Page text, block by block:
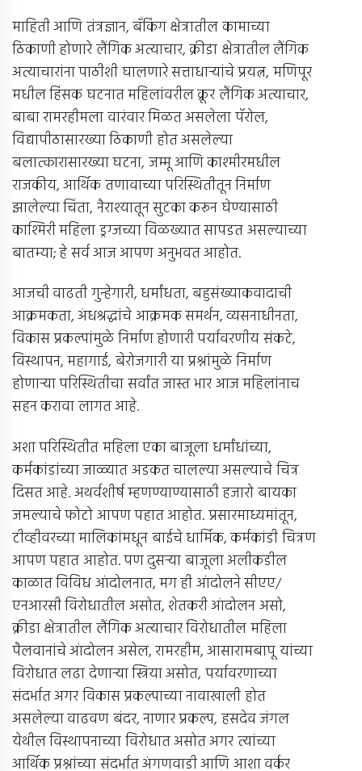
माहिती आणि तंत्रज्ञान, बँकिंग क्षेत्रातील कामाच्या
ठिकाणी होणारे लैंगिक अत्याचार, क्रीडा क्षेत्रातील लैंगिक
अत्याचारांना पाठीशी घालणारे सत्ताधार्‍यांचे प्रयत्न, मणिपूर
मधील हिंसक घटनात महिलांवरील क्रूर लैंगिक अत्याचार,
बाबा रामरहीमला वारंवार मिळत असलेला पॅरोल,
विद्यापीठासारख्या ठिकाणी होत असलेल्या
बलात्कारासारख्या घटना, जम्मू आणि काश्मीरमधील
राजकीय, आर्थिक तणावाच्या परिस्थितीतून निर्माण
झालेल्या चिंता, नैराश्यातून सुटका करून घेण्यासाठी
काश्मिरी महिला ड्रग्जच्या विळख्यात सापडत असल्याच्या
बातम्या; हे सर्व आज आपण अनुभवत आहोत.
आजची वाढती गुन्हेगारी, धर्मांधता, बहुसंख्याकवादाची
आक्रमकता, अंधश्रद्धांचे आक्रमक समर्थन, व्यसनाधीनता,
विकास प्रकल्पांमुळे निर्माण होणारी पर्यावरणीय संकटे,
विस्थापन, महागाई, बेरोजगारी या प्रश्नांमुळे निर्माण
होणार्‍या परिस्थितीचा सर्वांत जास्त भार आज महिलांनाच
सहन करावा लागत आहे.
अशा परिस्थितीत महिला एका बाजूला धर्मांधांच्या,
कर्मकांडांच्या जाळ्यात अडकत चालल्या असल्याचे चित्र
दिसत आहे. अथर्वशीर्ष म्हणण्याण्यासाठी हजारो बायका
जमल्याचे फोटो आपण पहात आहोत. प्रसारमाध्यमांतून,
टीव्हीवरच्या मालिकांमधून बाईचे धार्मिक, कर्मकांडी चित्रण
आपण पहात आहोत. पण दुसर्‍या बाजूला अलीकडील
काळात विविध आंदोलनात, मग ही आंदोलने सीएए/
एनआरसी विरोधातील असोत, शेतकरी आंदोलन असो,
क्रीडा क्षेत्रातील लैंगिक अत्याचार विरोधातील महिला
पैलवानांचे आंदोलन असेल, रामरहीम, आसारामबापू यांच्या
विरोधात लढा देणार्‍या स्त्रिया असोत, पर्यावरणाच्या
संदर्भात अगर विकास प्रकल्पाच्या नावाखाली होत
असलेल्या वाढवण बंदर, नाणार प्रकल्प, हसदेव जंगल
येथील विस्थापनाच्या विरोधात असोत अगर त्यांच्या
आर्थिक प्रश्नांच्या संदर्भात अंगणवाडी आणि आशा वर्कर